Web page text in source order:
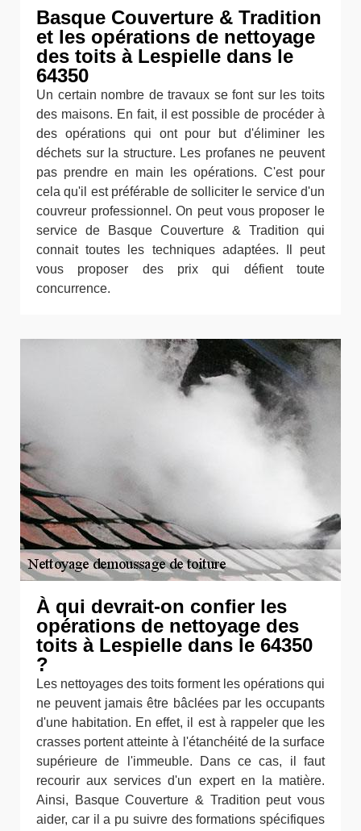
Basque Couverture & Tradition
et les opérations de nettoyage
des toits à Lespielle dans le
64350
Un certain nombre de travaux se font sur les toits
des maisons. En fait, il est possible de procéder à
des opérations qui ont pour but d'éliminer les
déchets sur la structure. Les profanes ne peuvent
pas prendre en main les opérations. C'est pour
cela qu'il est préférable de solliciter le service d'un
couvreur professionnel. On peut vous proposer le
service de Basque Couverture & Tradition qui
connait toutes les techniques adaptées. Il peut
vous proposer des prix qui défient toute
concurrence.
À qui devrait-on confier les
opérations de nettoyage des
toits à Lespielle dans le 64350
?
Les nettoyages des toits forment les opérations qui
ne peuvent jamais être bâclées par les occupants
d'une habitation. En effet, il est à rappeler que les
crasses portent atteinte à l'étanchéité de la surface
supérieure de l'immeuble. Dans ce cas, il faut
recourir aux services d'un expert en la matière.
Ainsi, Basque Couverture & Tradition peut vous
aider, car il a pu suivre des formations spécifiques